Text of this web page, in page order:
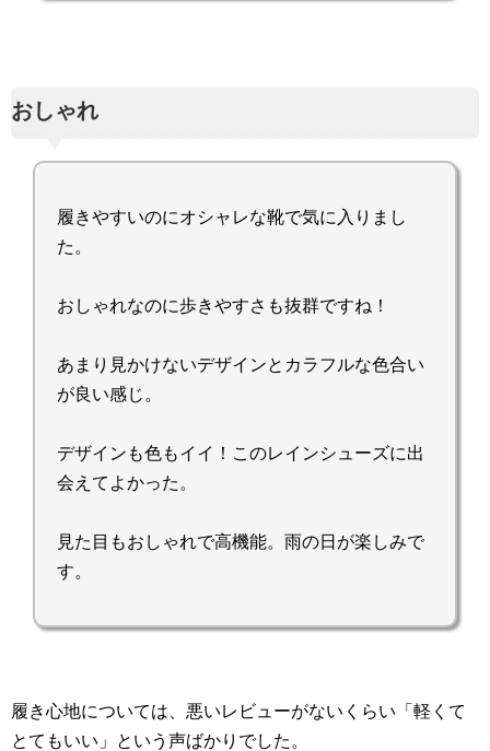
おしゃれ
履きやすいのにオシャレな靴で気に入りまし
た。
おしゃれなのに歩きやすさも抜群ですね！
あまり見かけないデザインとカラフルな色合い
が良い感じ。
デザインも色もイイ！このレインシューズに出
会えてよかった。
見た目もおしゃれで高機能。雨の日が楽しみで
す。
履き心地については、悪いレビューがないくらい「軽くて
とてもいい」という声ばかりでした。